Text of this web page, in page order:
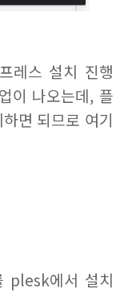
레스 설치 진행
이 나오는데, 플
면 되므로 여기
plesk에서 설치